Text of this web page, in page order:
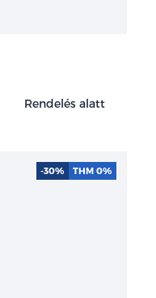
Rendelés alatt
-30% THM 0%